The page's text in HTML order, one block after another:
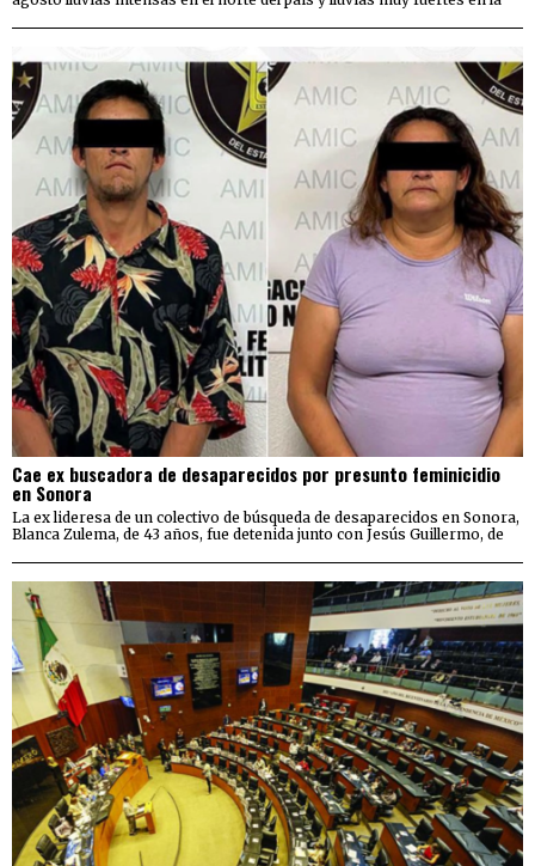
Cae ex buscadora de desaparecidos por presunto feminicidio
en Sonora
La ex lideresa de un colectivo de búsqueda de desaparecidos en Sonora,
Blanca Zulema, de 43 años, fue detenida junto con Jesús Guillermo, de